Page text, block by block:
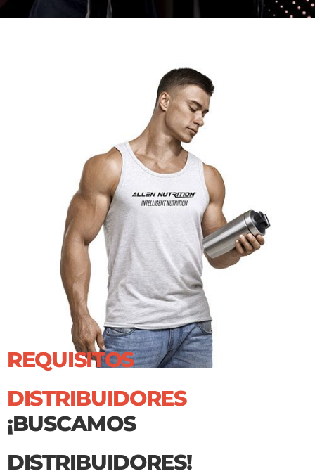
REQUISITOS
DISTRIBUIDORES
¡BUSCAMOS
DISTRIBUIDORES!